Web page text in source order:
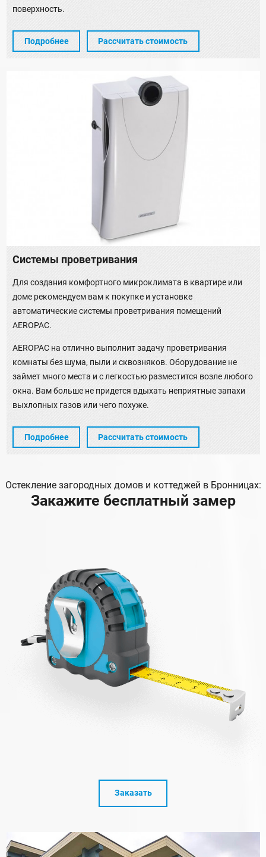
поверхность.
Подробнее Рассчитать стоимость
Системы проветривания
Для создания комфортного микроклимата в квартире или
доме рекомендуем вам к покупке и установке
автоматические системы проветривания помещений
AEROPAC.
AEROPAC на отлично выполнит задачу проветривания
комнаты без шума, пыли и сквозняков. Оборудование не
займет много места и с легкостью разместится возле любого
окна. Вам больше не придется вдыхать неприятные запахи
выхлопных газов или чего похуже.
Подробнее Рассчитать стоимость
Остекление загородных домов и коттеджей в Бронницах:
Закажите бесплатный замер
Заказать